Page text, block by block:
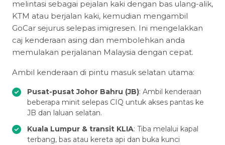
melintasi sebagai pejalan kaki dengan bas ulang-alik,
KTM atau berjalan kaki, kemudian mengambil
GoCar sejurus selepas imigresen. Ini mengelakkan
caj kenderaan asing dan membolehkan anda
memulakan perjalanan Malaysia dengan cepat.
Ambil kenderaan di pintu masuk selatan utama:
Pusat-pusat Johor Bahru (JB): Ambil kenderaan
beberapa minit selepas CIQ untuk akses pantas ke
JB dan laluan selatan.
Kuala Lumpur & transit KLIA: Tiba melalui kapal
terbang, bas atau kereta api dan buka kunci